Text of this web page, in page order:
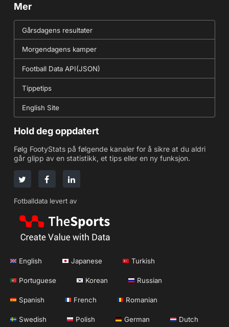
Mer
Gårsdagens resultater
Morgendagens kamper
Football Data API(JSON)
Tippetips
English Site
Hold deg oppdatert
Følg FootyStats på følgende kanaler for å sikre at du aldri
går glipp av en statistikk, et tips eller en ny funksjon.
Fotballdata levert av
English Japanese Turkish
Portuguese Korean Russian
Spanish French Romanian
Swedish Polish German Dutch